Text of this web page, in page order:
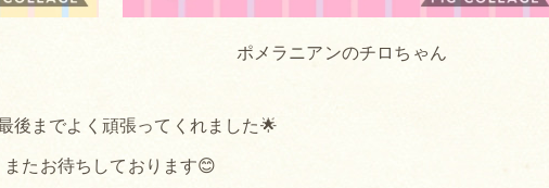
ポメラニアンのチロちゃん
後までよく頑張ってくれました🌟
またお待ちしております😊